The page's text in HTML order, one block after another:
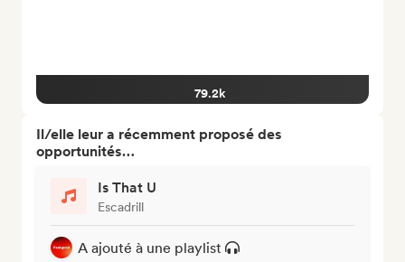
79.2k
Il/elle leur a récemment proposé des
opportunités…
Is That U
Escadrill
A ajouté à une playlist